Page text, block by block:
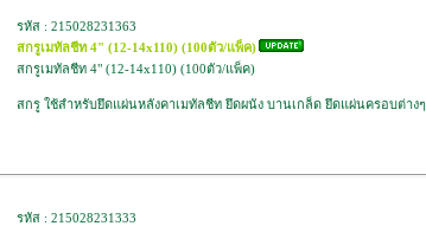
รหัส : 215028231363
สกรูเมทัลชีท 4" (12-14x110) (100ตัว/แพ็ค)
สกรูเมทัลชีท 4" (12-14x110) (100ตัว/แพ็ค)
สกรู ใช้สำหรับยึดแผ่นหลังคาเมทัลชีท ยึดผนัง บานเกล็ด ยึดแผ่นครอบต่างๆ
รหัส : 215028231333